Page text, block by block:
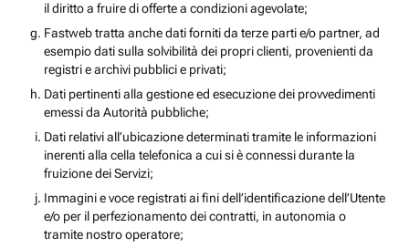
il diritto a fruire di offerte a condizioni agevolate;
Fastweb tratta anche dati forniti da terze parti e/o partner, ad
esempio dati sulla solvibilità dei propri clienti, provenienti da
registri e archivi pubblici e privati;
Dati pertinenti alla gestione ed esecuzione dei provvedimenti
emessi da Autorità pubbliche;
Dati relativi all’ubicazione determinati tramite le informazioni
inerenti alla cella telefonica a cui si è connessi durante la
fruizione dei Servizi;
Immagini e voce registrati ai fini dell’identificazione dell’Utente
e/o per il perfezionamento dei contratti, in autonomia o
tramite nostro operatore;